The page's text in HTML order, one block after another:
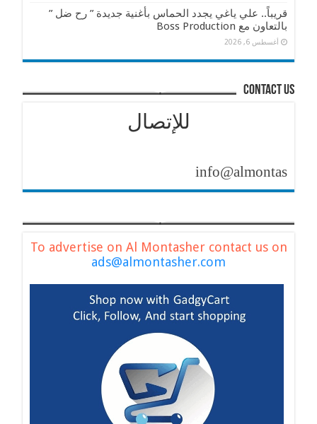
قريباً.. علي ياغي يجدد الحماس بأغنية جديدة ” رح ضل ”
بالتعاون مع Boss Production
أغسطس 6, 2026
contact us
للإتصال
info@almontasher.com
To advertise on Al Montasher contact us on
ads@almontasher.com